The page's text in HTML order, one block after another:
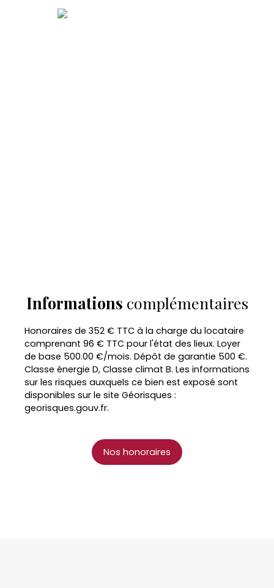
Informations complémentaires
Honoraires de 352 € TTC à la charge du locataire
comprenant 96 € TTC pour l'état des lieux. Loyer
de base 500.00 €/mois. Dépôt de garantie 500 €.
Classe énergie D, Classe climat B. Les informations
sur les risques auxquels ce bien est exposé sont
disponibles sur le site Géorisques :
georisques.gouv.fr.
Nos honoraires